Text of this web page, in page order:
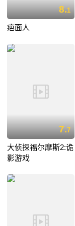
8.1
疤面人
7.7
大侦探福尔摩斯2:诡
影游戏